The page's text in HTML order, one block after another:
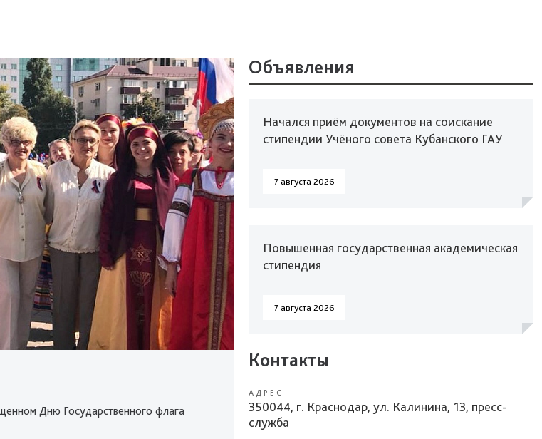
Дню Государственного флага
Объявления
Начался приём документов на соискание
стипендии Учёного совета Кубанского ГАУ
7 августа 2026
Повышенная государственная академическая
стипендия
7 августа 2026
Контакты
АДРЕС
350044, г. Краснодар, ул. Калинина, 13, пресс-
служба